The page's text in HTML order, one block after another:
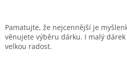
Pamatujte, že nejcennější je
věnujete výběru dárku. I malý
velkou radost.